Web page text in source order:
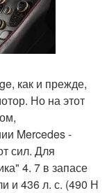
как и прежде,
Но на этот
Mercedes -
сил. Для
4. 7 в запасе
и 436 л. с. (490 Н